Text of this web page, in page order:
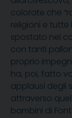
colorate che
religioni e tutte
spostato nel
con tanti
proprio
ha, poi, fatto
applausi degli
attraverso
bambini di